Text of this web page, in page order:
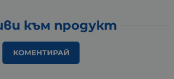
към продукт
КОМЕНТИРАЙ